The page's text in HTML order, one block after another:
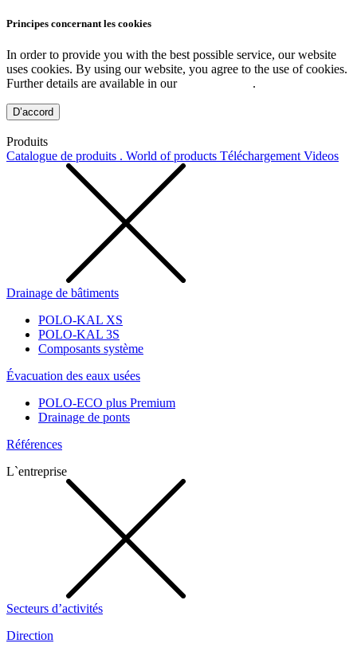
Principes concernant les cookies
In order to provide you with the best possible service, our website
uses cookies. By using our website, you agree to the use of cookies.
Further details are available in our
.
D’accord
Produits
Catalogue de produits . World of products Téléchargement Videos
Drainage de bâtiments
POLO-KAL XS
POLO-KAL 3S
Composants système
Évacuation des eaux usées
POLO-ECO plus Premium
Drainage de ponts
Références
L`entreprise
Secteurs d’activités
Direction